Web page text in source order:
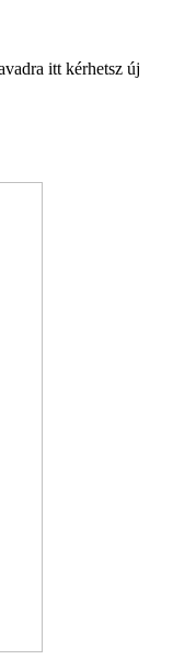
itt kérhetsz új